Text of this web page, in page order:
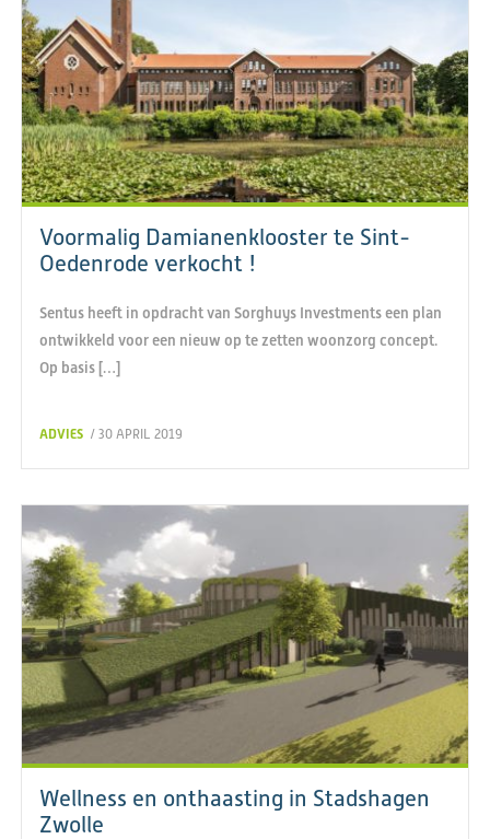
Voormalig Damianenklooster te Sint-
Oedenrode verkocht !
Sentus heeft in opdracht van Sorghuys Investments een plan
ontwikkeld voor een nieuw op te zetten woonzorg concept.
Op basis […]
ADVIES / 30 APRIL 2019
Wellness en onthaasting in Stadshagen
Zwolle